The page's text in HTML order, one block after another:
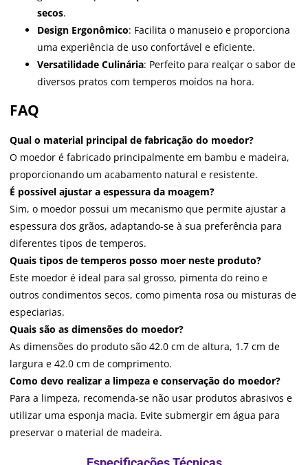
secos.
Design Ergonômico: Facilita o manuseio e proporciona
uma experiência de uso confortável e eficiente.
Versatilidade Culinária: Perfeito para realçar o sabor de
diversos pratos com temperos moídos na hora.
FAQ
Qual o material principal de fabricação do moedor?
O moedor é fabricado principalmente em bambu e madeira,
proporcionando um acabamento natural e resistente.
É possível ajustar a espessura da moagem?
Sim, o moedor possui um mecanismo que permite ajustar a
espessura dos grãos, adaptando-se à sua preferência para
diferentes tipos de temperos.
Quais tipos de temperos posso moer neste produto?
Este moedor é ideal para sal grosso, pimenta do reino e
outros condimentos secos, como pimenta rosa ou misturas de
especiarias.
Quais são as dimensões do moedor?
As dimensões do produto são 42.0 cm de altura, 1.7 cm de
largura e 42.0 cm de comprimento.
Como devo realizar a limpeza e conservação do moedor?
Para a limpeza, recomenda-se não usar produtos abrasivos e
utilizar uma esponja macia. Evite submergir em água para
preservar o material de madeira.